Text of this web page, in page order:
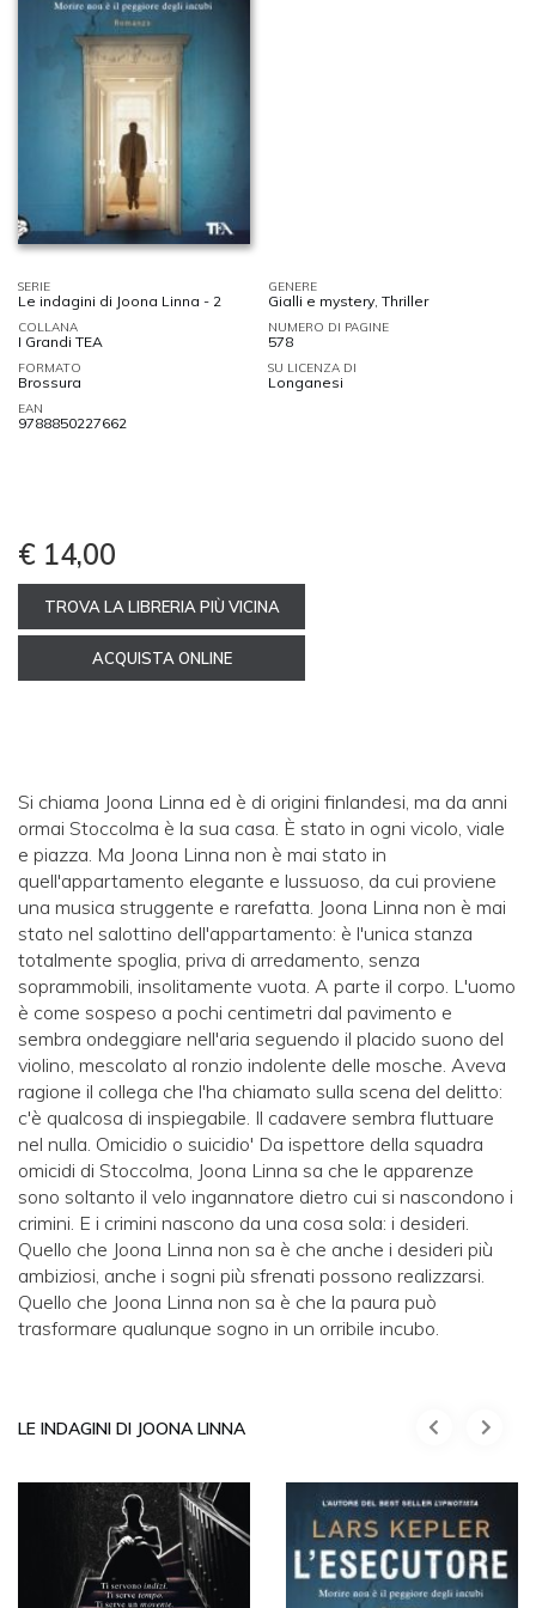
SERIE
Le indagini di Joona Linna - 2
GENERE
Gialli e mystery Thriller
COLLANA
I Grandi TEA
NUMERO DI PAGINE
578
FORMATO
Brossura
SU LICENZA DI
Longanesi
EAN
9788850227662
€ 14,00
TROVA LA LIBRERIA PIÙ VICINA
ACQUISTA ONLINE
Si chiama Joona Linna ed è di origini finlandesi, ma da anni
ormai Stoccolma è la sua casa. È stato in ogni vicolo, viale
e piazza. Ma Joona Linna non è mai stato in
quell'appartamento elegante e lussuoso, da cui proviene
una musica struggente e rarefatta. Joona Linna non è mai
stato nel salottino dell'appartamento: è l'unica stanza
totalmente spoglia, priva di arredamento, senza
soprammobili, insolitamente vuota. A parte il corpo. L'uomo
è come sospeso a pochi centimetri dal pavimento e
sembra ondeggiare nell'aria seguendo il placido suono del
violino, mescolato al ronzio indolente delle mosche. Aveva
ragione il collega che l'ha chiamato sulla scena del delitto:
c'è qualcosa di inspiegabile. Il cadavere sembra fluttuare
nel nulla. Omicidio o suicidio' Da ispettore della squadra
omicidi di Stoccolma, Joona Linna sa che le apparenze
sono soltanto il velo ingannatore dietro cui si nascondono i
crimini. E i crimini nascono da una cosa sola: i desideri.
Quello che Joona Linna non sa è che anche i desideri più
ambiziosi, anche i sogni più sfrenati possono realizzarsi.
Quello che Joona Linna non sa è che la paura può
trasformare qualunque sogno in un orribile incubo.
LE INDAGINI DI JOONA LINNA